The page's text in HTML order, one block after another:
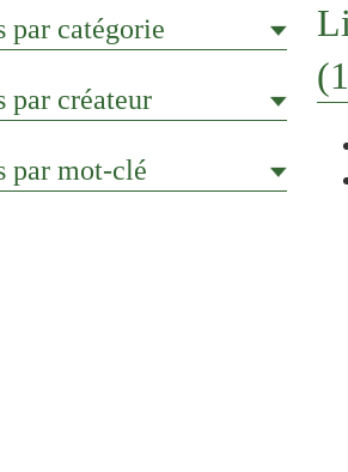
par catégorie
par créateur
par mot-clé